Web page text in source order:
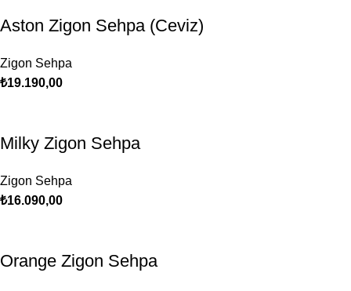
Aston Zigon Sehpa (Ceviz)
Zigon Sehpa
₺19.190,00
Milky Zigon Sehpa
Zigon Sehpa
₺16.090,00
Orange Zigon Sehpa